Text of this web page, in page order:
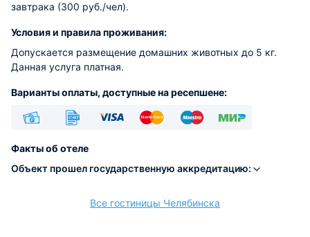
завтрака (300 руб./чел).
Условия и правила проживания:
Допускается размещение домашних животных до 5 кг.
Данная услуга платная.
Варианты оплаты, доступные на ресепшене:
Факты об отеле
Объект прошел государственную аккредитацию:
Все гостиницы Челябинска